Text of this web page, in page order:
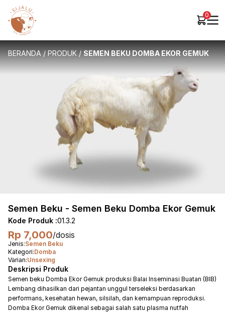
0
BERANDA / PRODUK / SEMEN BEKU DOMBA EKOR GEMUK
Semen Beku - Semen Beku Domba Ekor Gemuk
Kode Produk :01.3.2
Rp 7,000/dosis
Jenis:Semen Beku
Kategori:Domba
Varian:Unsexing
Deskripsi Produk
Semen beku Domba Ekor Gemuk produksi Balai Inseminasi Buatan (BIB)
Lembang dihasilkan dari pejantan unggul terseleksi berdasarkan
performans, kesehatan hewan, silsilah, dan kemampuan reproduksi.
Domba Ekor Gemuk dikenal sebagai salah satu plasma nutfah